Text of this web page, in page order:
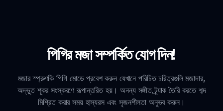
পিগির মজা সম্পর্কিত যোগ দিন!
মজার স্প্রুণকি পিগি মোডে প্রবেশ করুন যেখানে পরিচিত চরিত্রগুলি মজাদার,
অদ্ভুত শূকর সংস্করণে রূপান্তরিত হয়। অনন্য সঙ্গীত ট্র্যাক তৈরি করতে শব্দ
মিশ্রিত করার সময় হাস্যরস এবং সৃজনশীলতা অনুভব করুন।